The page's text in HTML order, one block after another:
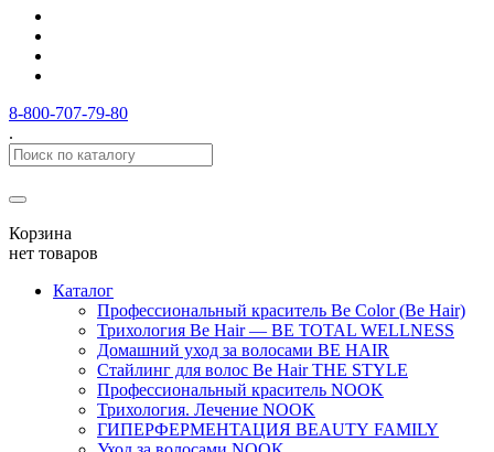
8-800-707-79-80
.
Корзина
нет товаров
Каталог
Профессиональный краситель Be Color (Be Hair)
Трихология Be Hair — BE TOTAL WELLNESS
Домашний уход за волосами BE HAIR
Стайлинг для волос Be Hair THE STYLE
Профессиональный краситель NOOK
Трихология. Лечение NOOK
ГИПЕРФЕРМЕНТАЦИЯ BEAUTY FAMILY